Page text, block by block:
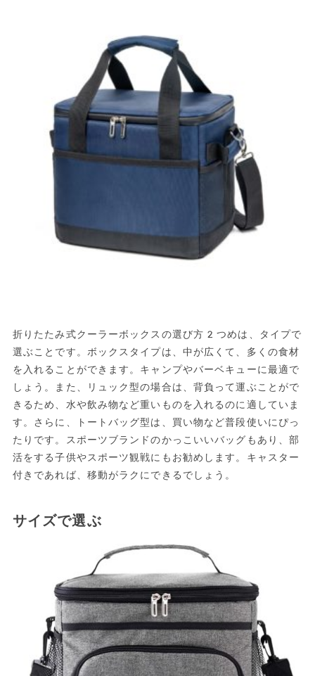
折りたたみ式クーラーボックスの選び方2つめは、タイプで
選ぶことです。ボックスタイプは、中が広くて、多くの食材
を入れることができます。キャンプやバーベキューに最適で
しょう。また、リュック型の場合は、背負って運ぶことがで
きるため、水や飲み物など重いものを入れるのに適していま
す。さらに、トートバッグ型は、買い物など普段使いにぴっ
たりです。スポーツブランドのかっこいいバッグもあり、部
活をする子供やスポーツ観戦にもお勧めします。キャスター
付きであれば、移動がラクにできるでしょう。
サイズで選ぶ